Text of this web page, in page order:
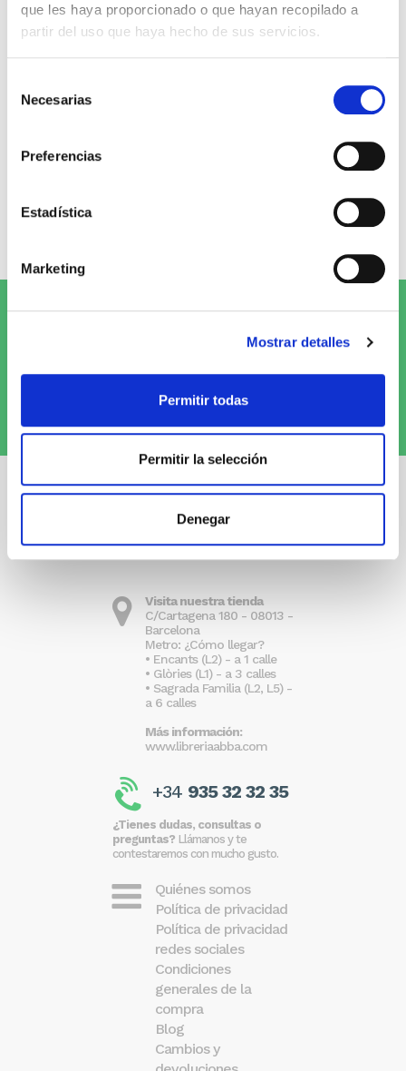
que les haya proporcionado o que hayan recopilado a
partir del uso que haya hecho de sus servicios.
Necesarias
Preferencias
Estadística
Marketing
Mostrar detalles
Permitir todas
Permitir la selección
Denegar
Comprar
de las novedades!
Visita nuestra tienda
C/Cartagena 180 - 08013 -
Barcelona
Metro: ¿Cómo llegar?
• Encants (L2) - a 1 calle
• Glòries (L1) - a 3 calles
• Sagrada Familia (L2, L5) -
a 6 calles
Más información:
www.libreriaabba.com
+34 935 32 32 35
¿Tienes dudas, consultas o
preguntas? Llámanos y te
contestaremos con mucho gusto.
Quiénes somos
Política de privacidad
Política de privacidad
redes sociales
Condiciones
generales de la
compra
Blog
Cambios y